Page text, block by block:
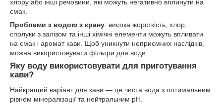
хлору або інші речовини, які можуть негативно вплинути на
смак.
Проблеми з водою з крану: висока жорсткість, хлор,
сполуки з залізом та інші хімічні елементи можуть впливати
на смак і аромат кави. Щоб уникнути неприємних наслідків,
можна використовувати фільтри для води.
Яку воду використовувати для приготування
кави?
Найкращий варіант для кави — це чиста вода з оптимальним
рівнем мінералізації та нейтральним pH.